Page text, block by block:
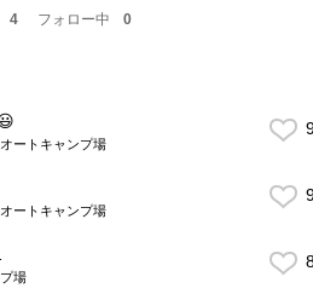
4 フォロー中 0
ートキャンプ場
ートキャンプ場
場